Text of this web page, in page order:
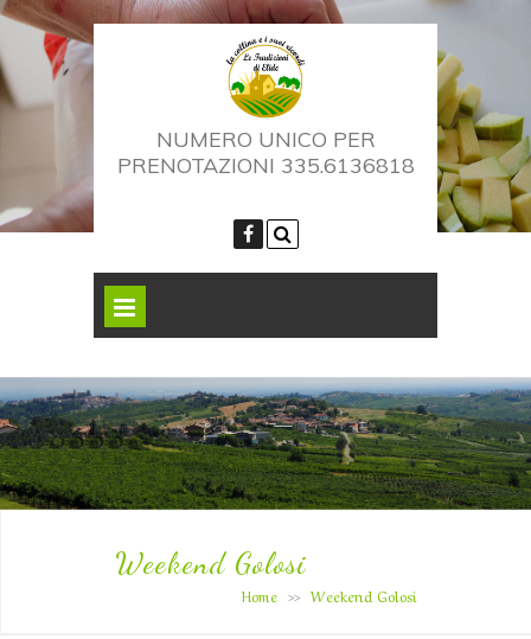
NUMERO UNICO PER
PRENOTAZIONI 335.6136818
Weekend Golosi
Home >> Weekend Golosi